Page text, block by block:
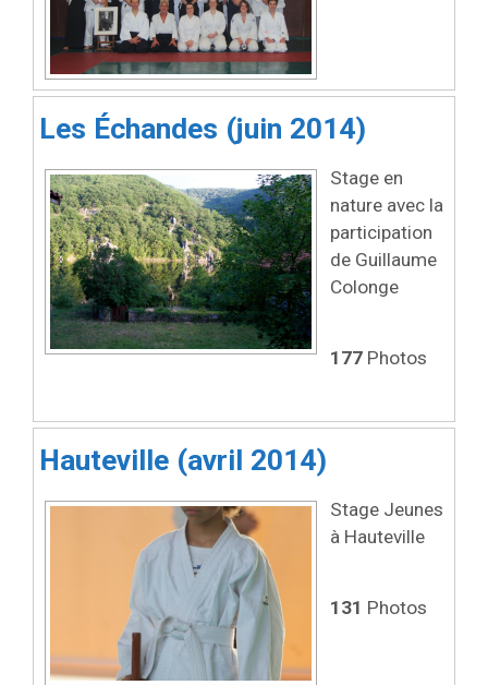
Les Échandes (juin 2014)
Stage en
nature avec la
participation
de Guillaume
Colonge
177 Photos
Hauteville (avril 2014)
Stage Jeunes
à Hauteville
131 Photos